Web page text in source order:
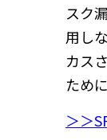
スク
用し
カス
ため
＞＞